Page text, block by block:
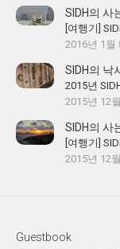
SIDH의 사
[여행기]
2016년 1월
SIDH의 낙
2015년
2015년 12
SIDH의 사
[여행기]
2015년 12
Guestbook